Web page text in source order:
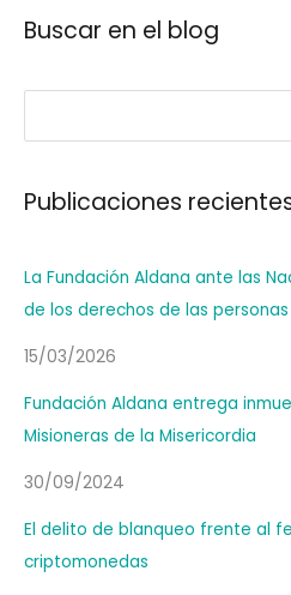
Buscar en el blog
Publicaciones
La Fundación Aldana ante las
de los derechos de las
15/03/2026
Fundación Aldana entrega
Misioneras de la Misericordia
30/09/2024
El delito de blanqueo frente al
criptomonedas